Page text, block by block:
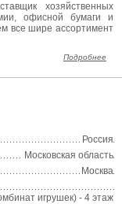
хозяйственных
офисной бумаги и
все шире ассортимент
Подробнее
Россия
Московская область
Москва
игрушек) - 4 этаж